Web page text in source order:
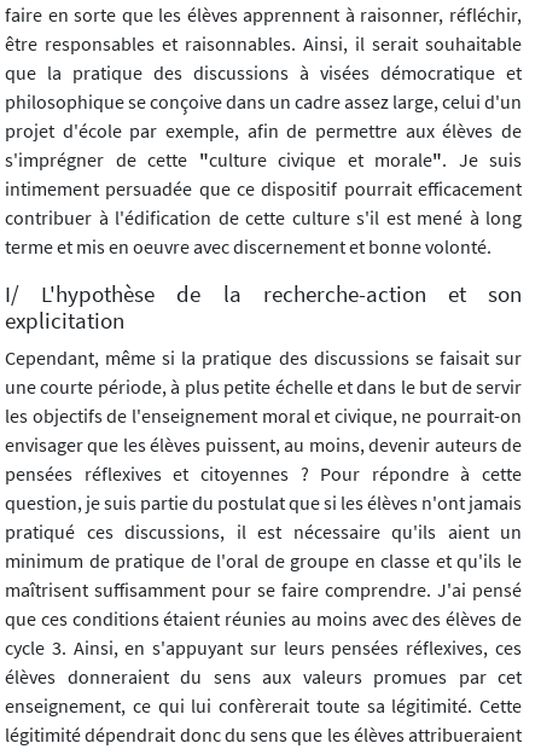
faire en sorte que les élèves apprennent à raisonner, réfléchir,
être responsables et raisonnables. Ainsi, il serait souhaitable
que la pratique des discussions à visées démocratique et
philosophique se conçoive dans un cadre assez large, celui d'un
projet d'école par exemple, afin de permettre aux élèves de
s'imprégner de cette "culture civique et morale". Je suis
intimement persuadée que ce dispositif pourrait efficacement
contribuer à l'édification de cette culture s'il est mené à long
terme et mis en oeuvre avec discernement et bonne volonté.
I/ L'hypothèse de la recherche-action et son
explicitation
Cependant, même si la pratique des discussions se faisait sur
une courte période, à plus petite échelle et dans le but de servir
les objectifs de l'enseignement moral et civique, ne pourrait-on
envisager que les élèves puissent, au moins, devenir auteurs de
pensées réflexives et citoyennes ? Pour répondre à cette
question, je suis partie du postulat que si les élèves n'ont jamais
pratiqué ces discussions, il est nécessaire qu'ils aient un
minimum de pratique de l'oral de groupe en classe et qu'ils le
maîtrisent suffisamment pour se faire comprendre. J'ai pensé
que ces conditions étaient réunies au moins avec des élèves de
cycle 3. Ainsi, en s'appuyant sur leurs pensées réflexives, ces
élèves donneraient du sens aux valeurs promues par cet
enseignement, ce qui lui confèrerait toute sa légitimité. Cette
légitimité dépendrait donc du sens que les élèves attribueraient